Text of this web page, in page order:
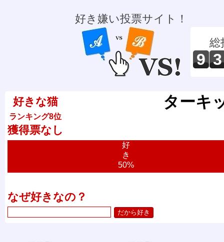
好き嫌い投票サイト！
総
9 3
好きな猫
ランキング8位
獲得票なし
ターキ
好
き
50%
なぜ好きなの？